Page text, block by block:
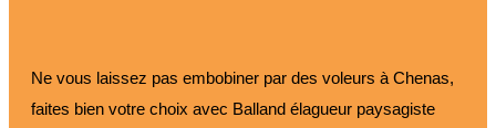
Ne vous laissez pas embobiner par des voleurs à Chenas,
faites bien votre choix avec Balland élagueur paysagiste